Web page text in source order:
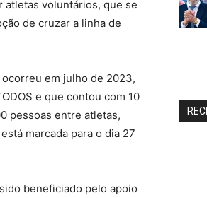
atletas voluntários, que se
de cruzar a linha de
em julho de 2023,
e que contou com 10
pessoas entre atletas,
marcada para o dia 27
beneficiado pelo apoio